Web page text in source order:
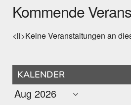
Kommende
<li>Keine Veranstaltungen an
KALENDER